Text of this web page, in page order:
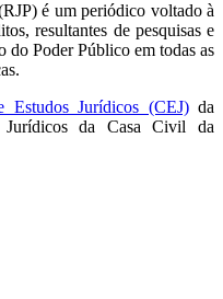
é um periódico voltado à
resultantes de pesquisas e
do Poder Público em todas as
Estudos Jurídicos (CEJ)da
Jurídicos da Casa Civil da